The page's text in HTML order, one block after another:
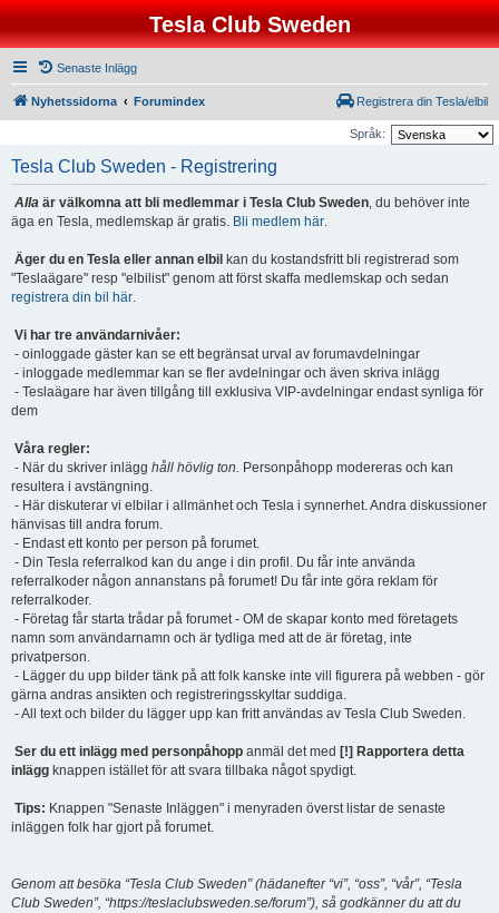
Tesla Club Sweden
Senaste Inlägg
Nyhetssidorna Forumindex Registrera din Tesla/elbil
Språk:
Tesla Club Sweden - Registrering
Alla är välkomna att bli medlemmar i Tesla Club Sweden, du behöver inte
äga en Tesla, medlemskap är gratis. Bli medlem här.
Äger du en Tesla eller annan elbil kan du kostandsfritt bli registrerad som
"Teslaägare" resp "elbilist" genom att först skaffa medlemskap och sedan
registrera din bil här.
Vi har tre användarnivåer:
- oinloggade gäster kan se ett begränsat urval av forumavdelningar
- inloggade medlemmar kan se fler avdelningar och även skriva inlägg
- Teslaägare har även tillgång till exklusiva VIP-avdelningar endast synliga för
dem
Våra regler:
- När du skriver inlägg håll hövlig ton. Personpåhopp modereras och kan
resultera i avstängning.
- Här diskuterar vi elbilar i allmänhet och Tesla i synnerhet. Andra diskussioner
hänvisas till andra forum.
- Endast ett konto per person på forumet.
- Din Tesla referralkod kan du ange i din profil. Du får inte använda
referralkoder någon annanstans på forumet! Du får inte göra reklam för
referralkoder.
- Företag får starta trådar på forumet - OM de skapar konto med företagets
namn som användarnamn och är tydliga med att de är företag, inte
privatperson.
- Lägger du upp bilder tänk på att folk kanske inte vill figurera på webben - gör
gärna andras ansikten och registreringsskyltar suddiga.
- All text och bilder du lägger upp kan fritt användas av Tesla Club Sweden.
Ser du ett inlägg med personpåhopp anmäl det med [!] Rapportera detta
inlägg knappen istället för att svara tillbaka något spydigt.
Tips: Knappen "Senaste Inläggen" i menyraden överst listar de senaste
inläggen folk har gjort på forumet.
Genom att besöka “Tesla Club Sweden” (hädanefter “vi”, “oss”, “vår”, “Tesla
Club Sweden”, “https://teslaclubsweden.se/forum”), så godkänner du att du